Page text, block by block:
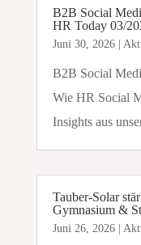
B2B Social
HR Today 03/
Juni 30, 2026|
B2B Social
Wie HR Social
Insights aus
Tauber-Solar
Gymnasium &
Juni 26, 2026|